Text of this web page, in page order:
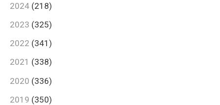
2024 (218)
2023 (325)
2022 (341)
2021 (338)
2020 (336)
2019 (350)